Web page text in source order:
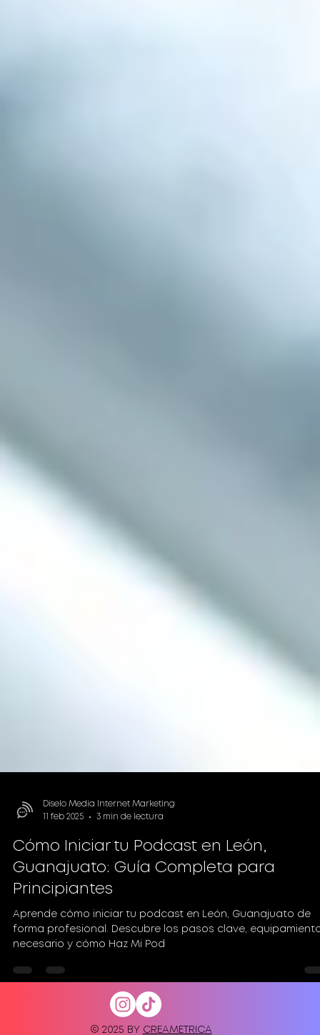
Diselo Media Internet Marketing
11 feb 2025
3 min de lectura
Cómo Iniciar tu Podcast en León,
Guanajuato: Guía Completa para
Principiantes
forma profesional. Descubre los pasos clave,
necesario y cómo Haz Mi Pod